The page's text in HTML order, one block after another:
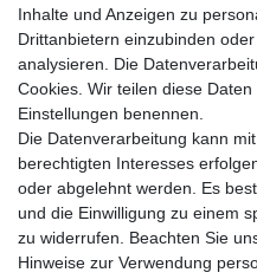
Wir liefern mit
14 Tage
Impressum
Inhalte und Anzeigen zu
Drittanbietern einzubinden
analysieren. Die
Cookies. Wir teilen diese
Einstellungen benennen.
Die Datenverarbeitung kann
berechtigten Interesses
oder abgelehnt werden. Es
und die Einwilligung zu einem
zu widerrufen. Beachten Sie
Hinweise zur Verwendung